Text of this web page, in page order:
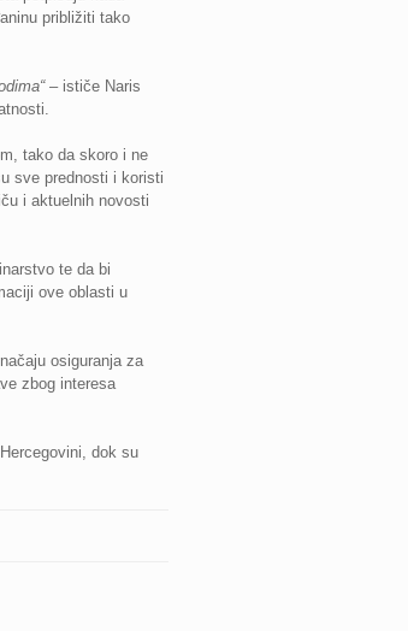
približiti tako
– ističe Naris
tako da skoro i ne
sve prednosti i koristi
i aktuelnih novosti
te da bi
ove oblasti u
osiguranja za
zbog interesa
dok su